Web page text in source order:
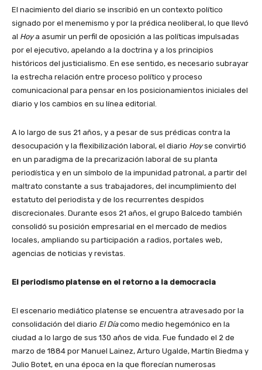
El nacimiento del diario se inscribió en un contexto político
signado por el menemismo y por la prédica neoliberal, lo que llevó
al Hoya asumir un perfil de oposición a las políticas impulsadas
por el ejecutivo, apelando a la doctrina y a los principios
históricos del justicialismo. En ese sentido, es necesario subrayar
la estrecha relación entre proceso político y proceso
comunicacional para pensar en los posicionamientos iniciales del
diario y los cambios en su línea editorial.
A lo largo de sus 21 años, y a pesar de sus prédicas contra la
desocupación y la flexibilización laboral, el diario Hoyse convirtió
en un paradigma de la precarización laboral de su planta
periodística y en un símbolo de la impunidad patronal, a partir del
maltrato constante a sus trabajadores, del incumplimiento del
estatuto del periodista y de los recurrentes despidos
discrecionales. Durante esos 21 años, el grupo Balcedo también
consolidó su posición empresarial en el mercado de medios
locales, ampliando su participación a radios, portales web,
agencias de noticias y revistas.
El periodismo platense en el retorno a la democracia
El escenario mediático platense se encuentra atravesado por la
consolidación del diario El Díacomo medio hegemónico en la
ciudad a lo largo de sus 130 años de vida. Fue fundado el 2 de
marzo de 1884 por Manuel Lainez, Arturo Ugalde, Martín Biedma y
Julio Botet, en una época en la que florecían numerosas